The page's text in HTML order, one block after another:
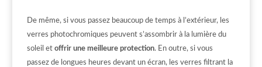
De même, si vous passez beaucoup de temps à l’extérieur, les
verres photochromiques peuvent s’assombrir à la lumière du
soleil et offrir une meilleure protection. En outre, si vous
passez de longues heures devant un écran, les verres filtrant la